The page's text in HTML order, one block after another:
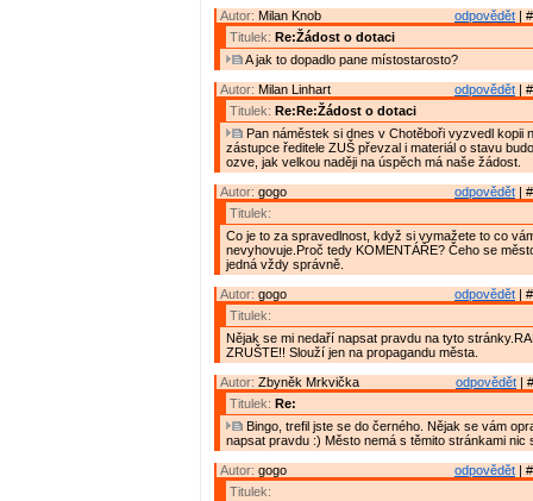
odpovědět |
Autor: Milan Knob
Titulek: Re:Žádost o dotaci
A jak to dopadlo pane místostarosto?
odpovědět |
Autor: Milan Linhart
Titulek: Re:Re:Žádost o dotaci
Pan náměstek si dnes v Chotěboři vyzvedl kopii
zástupce ředitele ZUŠ převzal i materiál o stavu
ozve, jak velkou naději na úspěch má naše žádost.
odpovědět |
Autor: gogo
Titulek:
Co je to za spravedlnost, když si vymažete to co
nevyhovuje.Proč tedy KOMENTÁŘE? Čeho se
jedná vždy správně.
odpovědět |
Autor: gogo
Titulek:
Nějak se mi nedaří napsat pravdu na tyto
ZRUŠTE!! Slouží jen na propagandu města.
odpovědět |
Autor: Zbyněk Mrkvička
Titulek: Re:
Bingo, trefil jste se do černého. Nějak se vám
napsat pravdu :) Město nemá s těmito stránkami nic
odpovědět |
Autor: gogo
Titulek: